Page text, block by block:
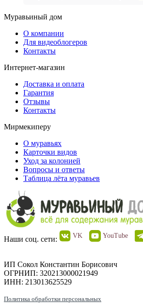
Муравьиный дом
О компании
Для видеоблогеров
Контакты
Интернет-магазин
Доставка и оплата
Гарантия
Отзывы
Контакты
Мирмекиперу
О муравьях
Карточки видов
Уход за колонией
Вопросы и ответы
Таблица лёта муравьев
Наши соц. сети: VK YouTube
ИП Сокол Константин Борисович
ОГРНИП: 320213000021949
ИНН: 213013625529
Политика обработки персональных